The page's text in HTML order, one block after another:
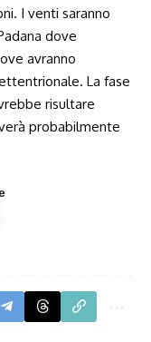
I venti saranno
dove
avranno
La fase
risultare
probabilmente